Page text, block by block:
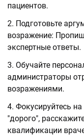
пациентов.
Подготовьте
возражение:
экспертные ответы.
Обучайте
администраторы
возражениями.
Фокусируйтесь
"дорого",
квалификации